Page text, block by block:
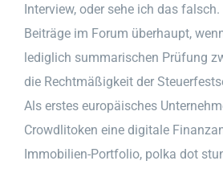
Interview, oder sehe ich das
Beiträge im Forum überhaupt,
lediglich summarischen Prüfung
die Rechtmäßigkeit der
Als erstes europäisches
Crowdlitoken eine digitale
Immobilien-Portfolio, polka dot